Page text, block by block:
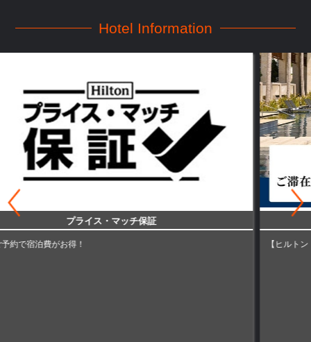
Hotel Information
滞在ごとに最大4,000ポイント獲得
【ヒルトン・オナーズ】泊まれば泊まるほどポイントがお得にたまる！